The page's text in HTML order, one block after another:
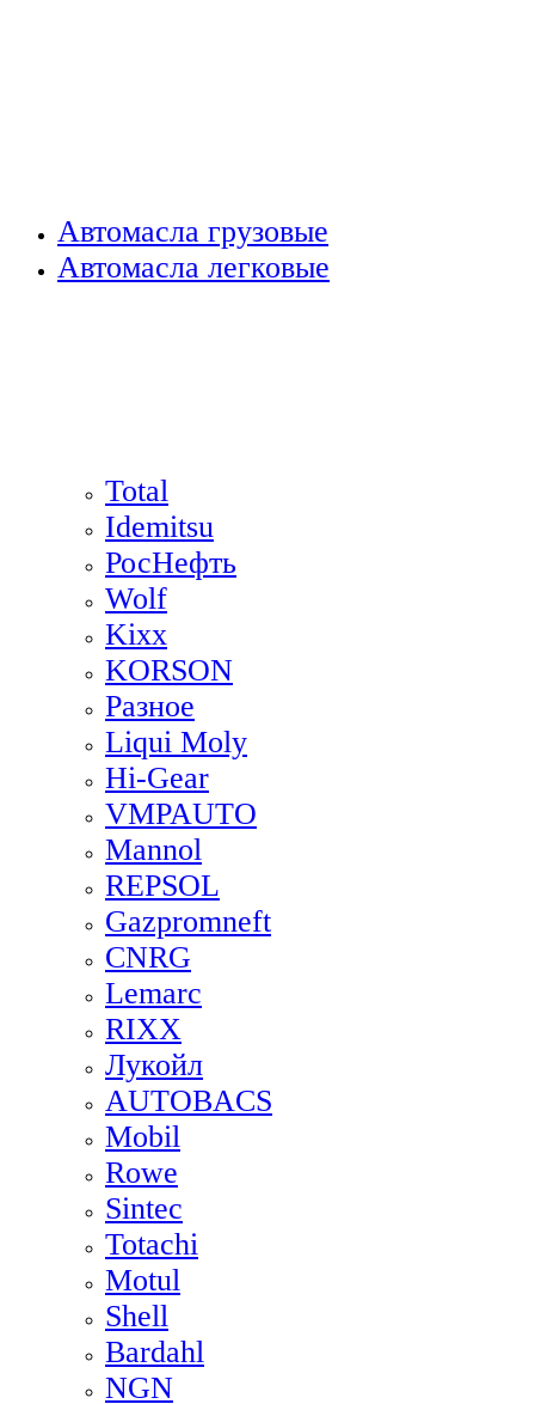
Автомасла грузовые
Автомасла легковые
Total
Idemitsu
РосНефть
Wolf
Kixx
KORSON
Разное
Liqui Moly
Hi-Gear
VMPAUTO
Mannol
REPSOL
Gazpromneft
CNRG
Lemarc
RIXX
Лукойл
AUTOBACS
Mobil
Rowe
Sintec
Totachi
Motul
Shell
Bardahl
NGN